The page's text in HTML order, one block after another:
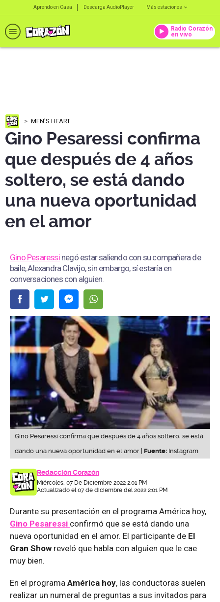
Aprendo en Casa Descarga AudioPlayer Más estaciones
Radio Corazón
en vivo
MEN'S HEART
Gino Pesaressi confirma
que después de 4 años
soltero, se está dando
una nueva oportunidad
en el amor
Gino Pesaressi negó estar saliendo con su compañera de
baile, Alexandra Clavijo, sin embargo, sí estaría en
conversaciones con alguien.
Gino Pesaressi confirma que después de 4 años soltero, se está
dando una nueva oportunidad en el amor | Fuente: Instagram
Redacción Corazón
Miércoles, 07 De Diciembre 2022 2:01 PM
Actualizado el 07 de diciembre del 2022 2:01 PM
Durante su presentación en el programa América hoy,
Gino Pesaressi confirmó que se está dando una
nueva oportunidad en el amor. El participante de El
Gran Show reveló que habla con alguien que le cae
muy bien.
En el programa América hoy, las conductoras suelen
realizar un numeral de preguntas a sus invitados para